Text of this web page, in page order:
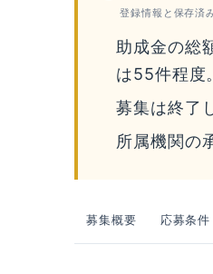
登録情報と保存済
助成金の総
は55件程度
募集は終了
所属機関の
募集概要 応募条件